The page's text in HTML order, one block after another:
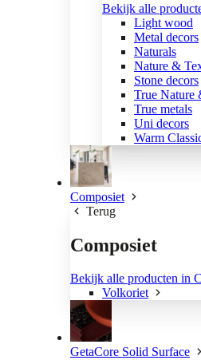
Bekijk alle
Light wood
Metal decors
Naturals
Nature &
Stone decors
True Nature
True metals
Uni decors
Warm
Composiet
Terug
Composiet
Bekijk alle producten in
Volkoriet
GetaCore Solid Surface